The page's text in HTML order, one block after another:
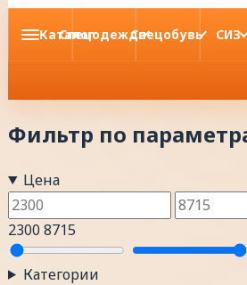
Каталог
СпецодеждаСпецобувь СИЗ
Фильтр по
Цена
23008715
Категории